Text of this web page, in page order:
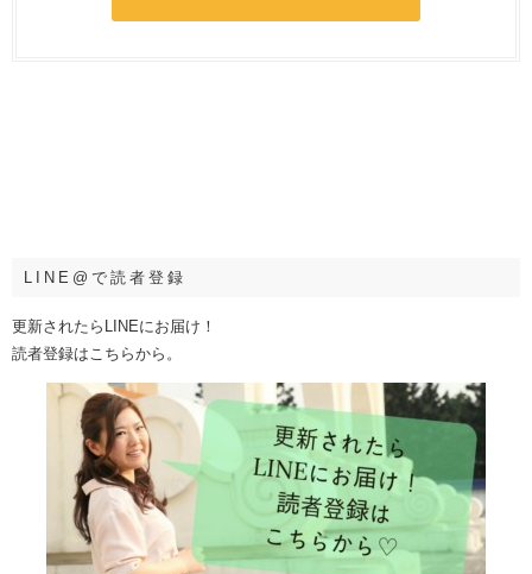
LINE@で読者登録
更新されたらLINEにお届け！
読者登録はこちらから。